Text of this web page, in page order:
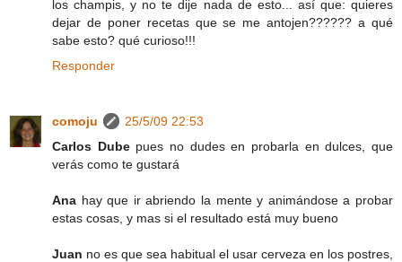
los champis, y no te dije nada de esto... así que: quieres
dejar de poner recetas que se me antojen?????? a qué
sabe esto? qué curioso!!!
Responder
comoju
25/5/09 22:53
Carlos Dube pues no dudes en probarla en dulces, que
verás como te gustará
Ana hay que ir abriendo la mente y animándose a probar
estas cosas, y mas si el resultado está muy bueno
Juan no es que sea habitual el usar cerveza en los postres,